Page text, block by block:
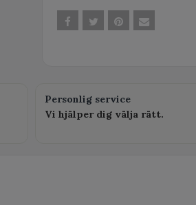
Personlig service
Vi hjälper dig välja rätt.